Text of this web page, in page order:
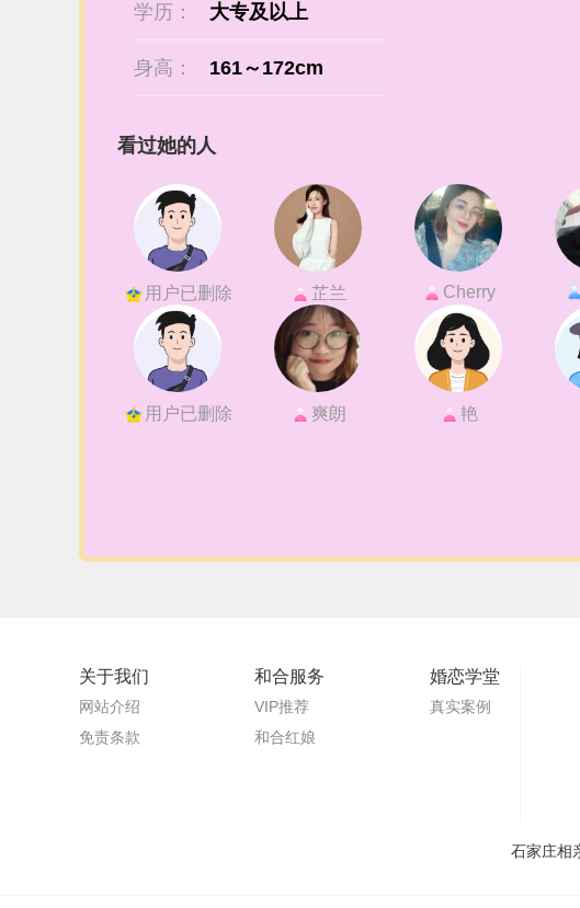
学历： 大专及以上
身高： 161～172cm
看过她的人
用户已删除 芷兰 Cherry
用户已删除 爽朗 艳
关于我们
网站介绍
免责条款
和合服务
VIP推荐
和合红娘
婚恋学堂
真实案例
石家庄相